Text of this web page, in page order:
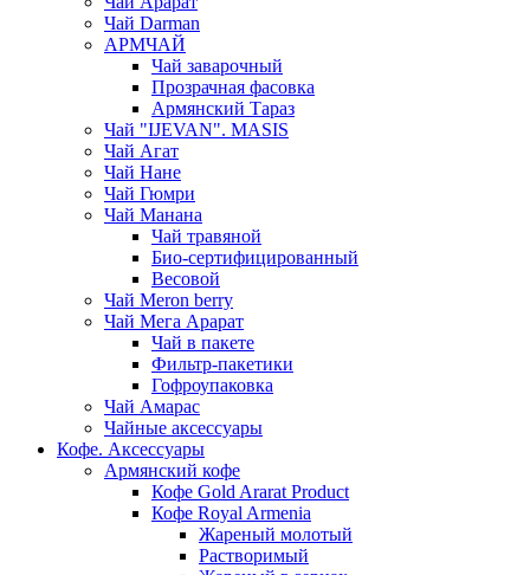
Чай Darman
АРМЧАЙ
Чай заварочный
Прозрачная фасовка
Армянский Тараз
Чай "IJEVAN". MASIS
Чай Агат
Чай Нане
Чай Гюмри
Чай Манана
Чай травяной
Био-сертифицированный
Весовой
Чай Meron berry
Чай Мега Арарат
Чай в пакете
Фильтр-пакетики
Гофроупаковка
Чай Амарас
Чайные аксессуары
Кофе. Аксессуары
Армянский кофе
Кофе Gold Ararat Product
Кофе Royal Armenia
Жареный молотый
Растворимый